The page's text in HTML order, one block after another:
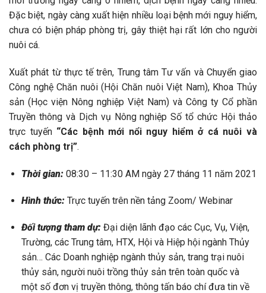
Đặc biệt, ngày càng xuất hiện nhiều loại bệnh mới nguy hiểm,
chưa có biện pháp phòng trị, gây thiệt hại rất lớn cho người
nuôi cá.
Xuất phát từ thực tế trên, Trung tâm Tư vấn và Chuyển giao
Công nghệ Chăn nuôi (Hội Chăn nuôi Việt Nam), Khoa Thủy
sản (Học viện Nông nghiệp Việt Nam) và Công ty Cổ phần
Truyền thông và Dịch vụ Nông nghiệp Số tổ chức Hội thảo
trực tuyến “Các bệnh mới nổi nguy hiểm ở cá nuôi và
cách phòng trị”.
Thời gian:08:30 – 11:30 AM ngày 27 tháng 11 năm 2021
Hình thức:Trực tuyến trên nền tảng Zoom/ Webinar
Đối tượng tham dự:Đại diện lãnh đạo các Cục, Vụ, Viện,
Trường, các Trung tâm, HTX, Hội và Hiệp hội ngành Thủy
sản… Các Doanh nghiệp ngành thủy sản, trang trại nuôi
thủy sản, người nuôi trồng thủy sản trên toàn quốc và
một số đơn vị truyền thông, thông tấn báo chí đưa tin về